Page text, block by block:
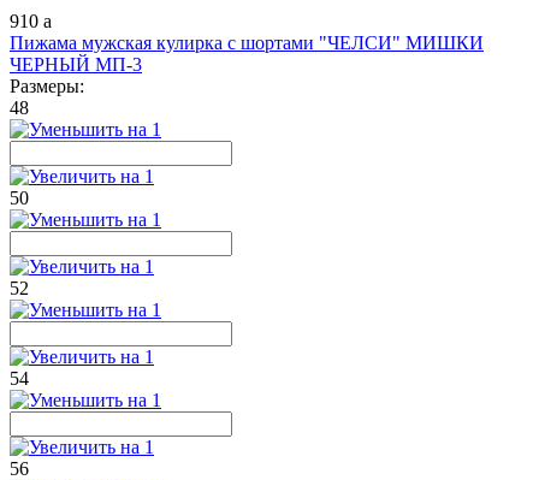
910 a
Пижама мужская кулирка с шортами "ЧЕЛСИ" МИШКИ
ЧЕРНЫЙ МП-3
Размеры:
48
50
52
54
56